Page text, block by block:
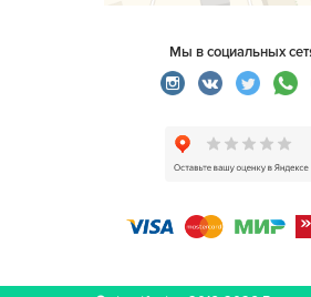
Мы в социальных